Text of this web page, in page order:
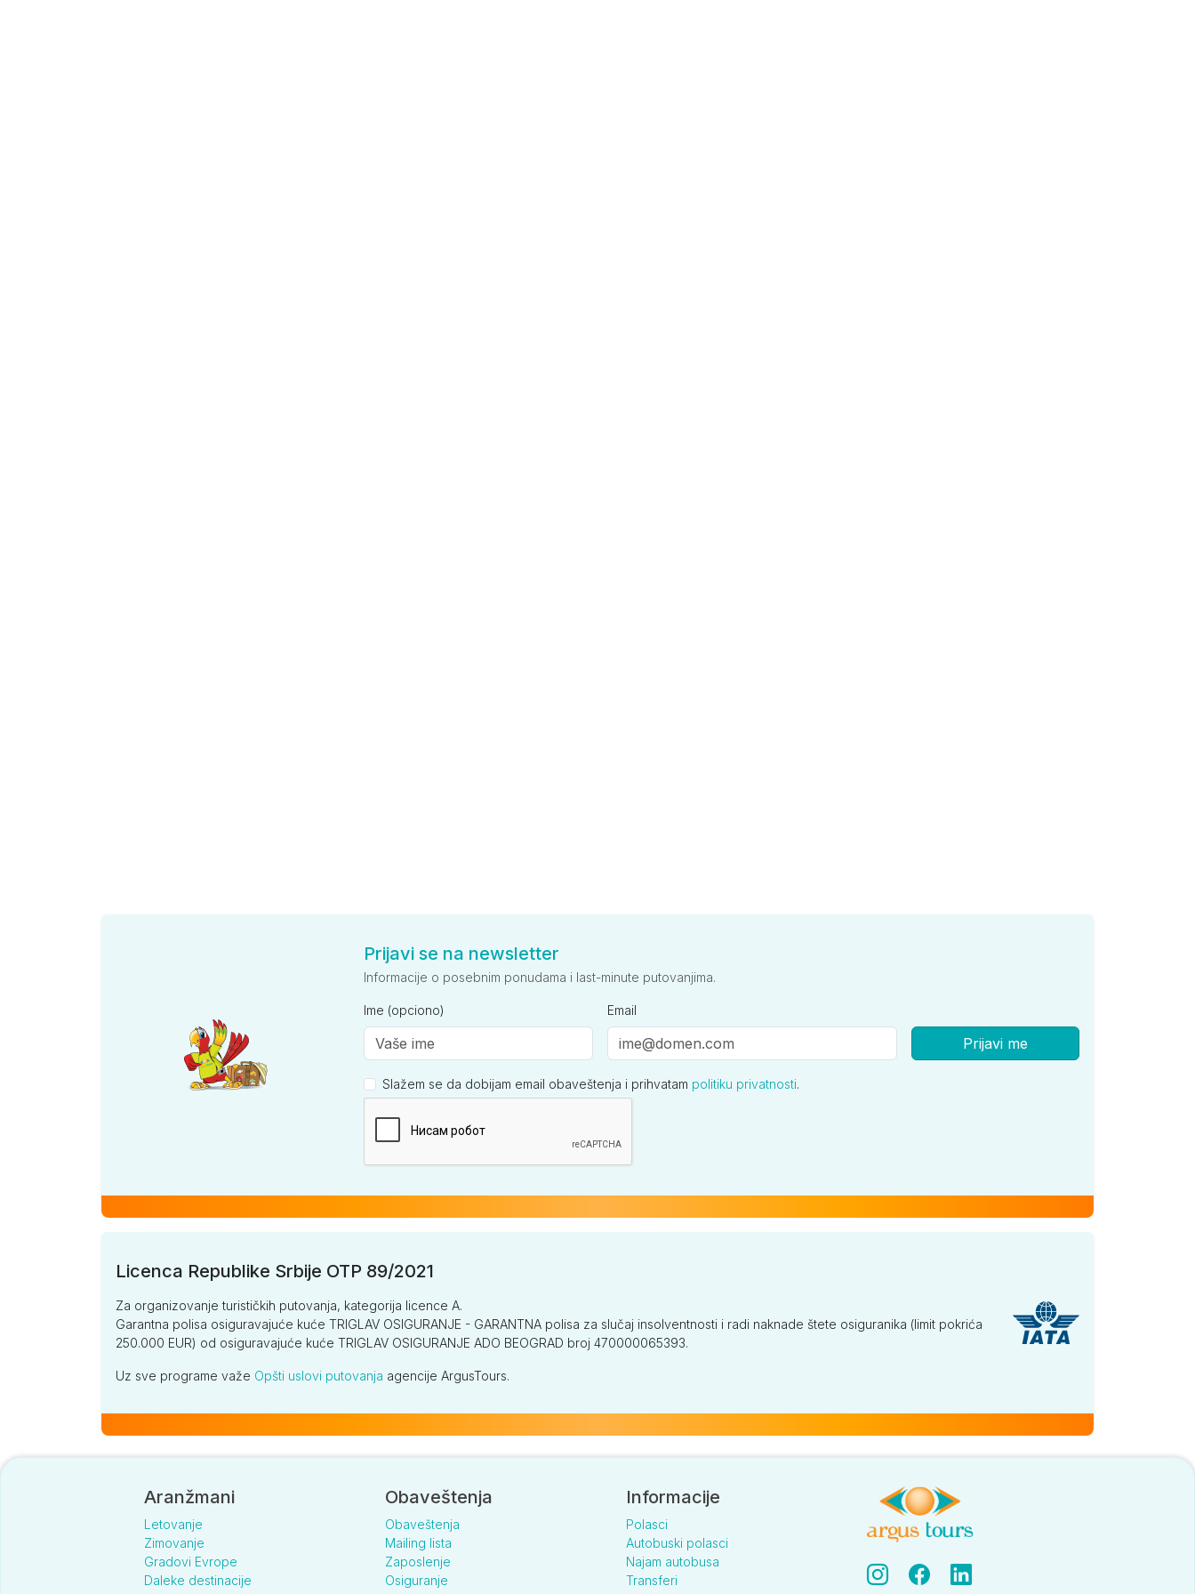
Prijavi se na newsletter
Informacije o posebnim ponudama i last-minute putovanjima.
Ime (opciono) Email
Prijavi me
Slažem se da dobijam email obaveštenja i prihvatam politiku privatnosti.
Licenca Republike Srbije OTP 89/2021
Za organizovanje turističkih putovanja, kategorija licence A.
Garantna polisa osiguravajuće kuće TRIGLAV OSIGURANJE - GARANTNA polisa za slučaj insolventnosti i radi naknade štete osiguranika (limit pokrića
250.000 EUR) od osiguravajuće kuće TRIGLAV OSIGURANJE ADO BEOGRAD broj 470000065393.
Uz sve programe važe Opšti uslovi putovanja agencije ArgusTours.
Aranžmani
Letovanje
Zimovanje
Gradovi Evrope
Daleke destinacije
Obaveštenja
Obaveštenja
Mailing lista
Zaposlenje
Osiguranje
Informacije
Polasci
Autobuski polasci
Najam autobusa
Transferi